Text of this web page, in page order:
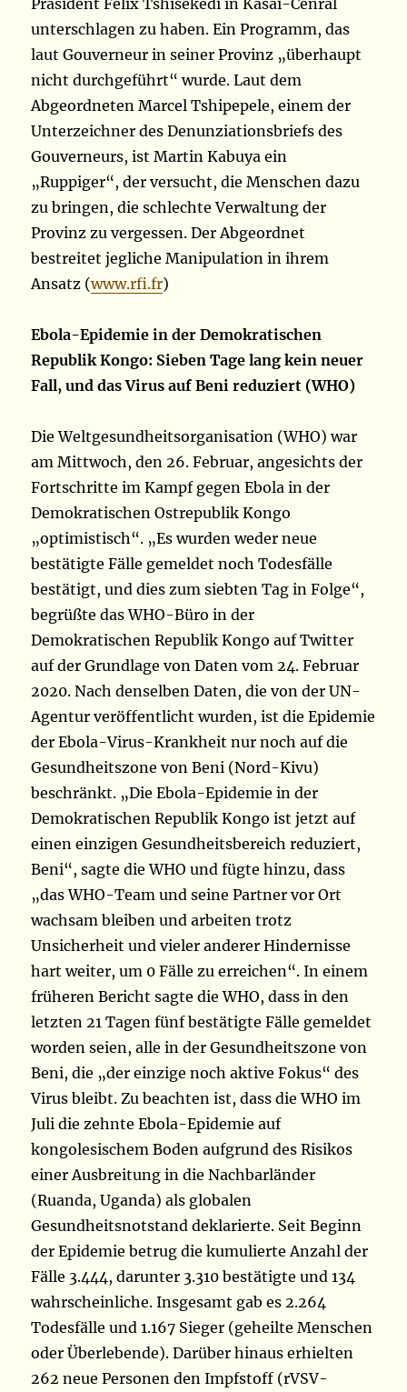
Präsident Felix Tshisekedi in Kasai-Cenral
unterschlagen zu haben. Ein Programm, das
laut Gouverneur in seiner Provinz „überhaupt
nicht durchgeführt“ wurde. Laut dem
Abgeordneten Marcel Tshipepele, einem der
Unterzeichner des Denunziationsbriefs des
Gouverneurs, ist Martin Kabuya ein
„Ruppiger“, der versucht, die Menschen dazu
zu bringen, die schlechte Verwaltung der
Provinz zu vergessen. Der Abgeordnet
bestreitet jegliche Manipulation in ihrem
Ansatz (www.rfi.fr)
Ebola-Epidemie in der Demokratischen
Republik Kongo: Sieben Tage lang kein neuer
Fall, und das Virus auf Beni reduziert (WHO)
Die Weltgesundheitsorganisation (WHO) war
am Mittwoch, den 26. Februar, angesichts der
Fortschritte im Kampf gegen Ebola in der
Demokratischen Ostrepublik Kongo
„optimistisch“. „Es wurden weder neue
bestätigte Fälle gemeldet noch Todesfälle
bestätigt, und dies zum siebten Tag in Folge“,
begrüßte das WHO-Büro in der
Demokratischen Republik Kongo auf Twitter
auf der Grundlage von Daten vom 24. Februar
2020. Nach denselben Daten, die von der UN-
Agentur veröffentlicht wurden, ist die Epidemie
der Ebola-Virus-Krankheit nur noch auf die
Gesundheitszone von Beni (Nord-Kivu)
beschränkt. „Die Ebola-Epidemie in der
Demokratischen Republik Kongo ist jetzt auf
einen einzigen Gesundheitsbereich reduziert,
Beni“, sagte die WHO und fügte hinzu, dass
„das WHO-Team und seine Partner vor Ort
wachsam bleiben und arbeiten trotz
Unsicherheit und vieler anderer Hindernisse
hart weiter, um 0 Fälle zu erreichen“. In einem
früheren Bericht sagte die WHO, dass in den
letzten 21 Tagen fünf bestätigte Fälle gemeldet
worden seien, alle in der Gesundheitszone von
Beni, die „der einzige noch aktive Fokus“ des
Virus bleibt. Zu beachten ist, dass die WHO im
Juli die zehnte Ebola-Epidemie auf
kongolesischem Boden aufgrund des Risikos
einer Ausbreitung in die Nachbarländer
(Ruanda, Uganda) als globalen
Gesundheitsnotstand deklarierte. Seit Beginn
der Epidemie betrug die kumulierte Anzahl der
Fälle 3.444, darunter 3.310 bestätigte und 134
wahrscheinliche. Insgesamt gab es 2.264
Todesfälle und 1.167 Sieger (geheilte Menschen
oder Überlebende). Darüber hinaus erhielten
262 neue Personen den Impfstoff (rVSV-